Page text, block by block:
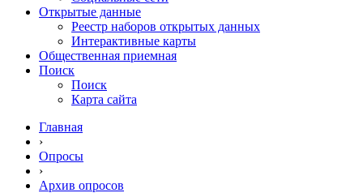
Открытые данные
Реестр наборов открытых данных
Интерактивные карты
Общественная приемная
Поиск
Поиск
Карта сайта
Главная
›
Опросы
›
Архив опросов